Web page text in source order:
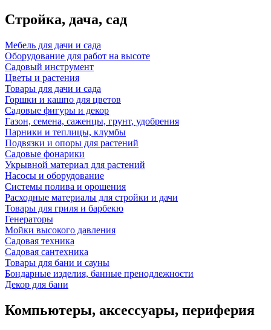
Стройка, дача, сад
Мебель для дачи и сада
Оборудование для работ на высоте
Садовый инструмент
Цветы и растения
Товары для дачи и сада
Горшки и кашпо для цветов
Садовые фигуры и декор
Газон, семена, саженцы, грунт, удобрения
Парники и теплицы, клумбы
Подвязки и опоры для растений
Садовые фонарики
Укрывной материал для растений
Насосы и оборудование
Системы полива и орошения
Расходные материалы для стройки и дачи
Товары для гриля и барбекю
Генераторы
Мойки высокого давления
Садовая техника
Садовая сантехника
Товары для бани и сауны
Бондарные изделия, банные пренодлежности
Декор для бани
Компьютеры, аксессуары, периферия